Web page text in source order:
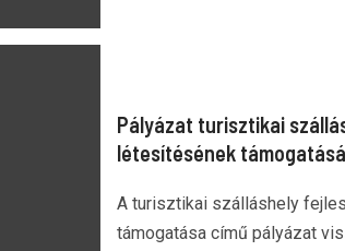
Pályázat turisztikai
létesítésének
A turisztikai szálláshely
támogatása című pályázat